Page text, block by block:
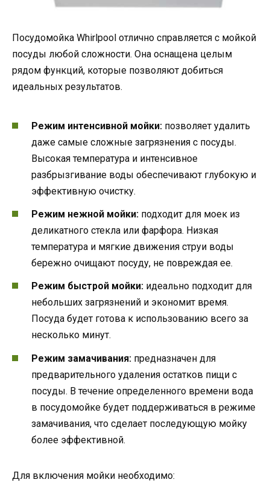
Посудомойка Whirlpool отлично справляется с мойкой
посуды любой сложности. Она оснащена целым
рядом функций, которые позволяют добиться
идеальных результатов.
Режим интенсивной мойки: позволяет удалить
даже самые сложные загрязнения с посуды.
Высокая температура и интенсивное
разбрызгивание воды обеспечивают глубокую и
эффективную очистку.
Режим нежной мойки: подходит для моек из
деликатного стекла или фарфора. Низкая
температура и мягкие движения струи воды
бережно очищают посуду, не повреждая ее.
Режим быстрой мойки: идеально подходит для
небольших загрязнений и экономит время.
Посуда будет готова к использованию всего за
несколько минут.
Режим замачивания: предназначен для
предварительного удаления остатков пищи с
посуды. В течение определенного времени вода
в посудомойке будет поддерживаться в режиме
замачивания, что сделает последующую мойку
более эффективной.
Для включения мойки необходимо: